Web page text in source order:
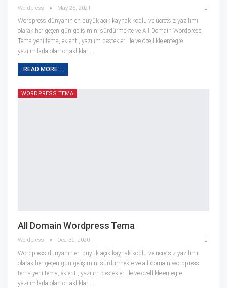
Wordpress May 25, 2021
Wordpress dünyanın en büyük açık kaynak kodlu ve ücretsiz yazılımı
olarak her geçen gün gelişimini sürdürmekte ve All Domain Wordpress
Tema yeni tema, eklenti, yazılım destekleri ile ve özellikle entegre
yazılımlarla olan ortaklıkları…
READ MORE...
WORDPRESS TEMA
All Domain Wordpress Tema
Wordpress Oca 30, 2020
Wordpress dünyanın en büyük açık kaynak kodlu ve ücretsiz yazılımı
olarak her geçen gün gelişimini sürdürmekte ve all domain wordpress
tema yeni tema, eklenti, yazılım destekleri ile ve özellikle entegre
yazılımlarla olan ortaklıkları…